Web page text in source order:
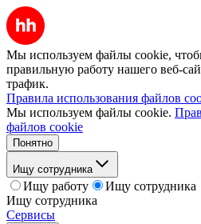
Мы используем файлы cookie,
правильную работу нашего веб-
трафик.
Правила использования файлов
Мы используем файлы cookie.
файлов cookie
Понятно
Ищу сотрудника
Ищу работу
Ищу сотрудника
Ищу сотрудника
Сервисы